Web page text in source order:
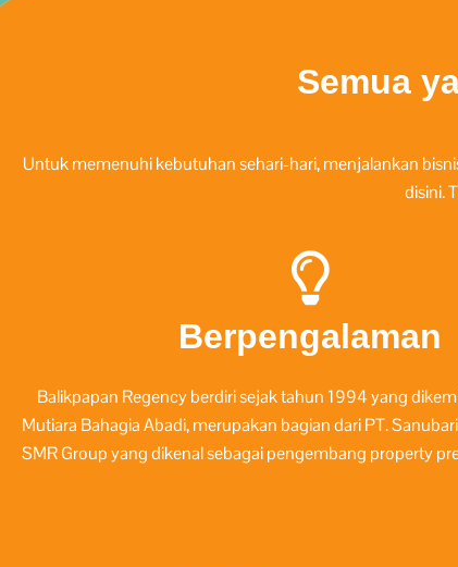
Semua
Untuk memenuhi kebutuhan sehari-hari, menjalankan
disini.
Berpengalaman
Balikpapan Regency berdiri sejak tahun 1994 yang
Mutiara Bahagia Abadi, merupakan bagian dari PT.
SMR Group yang dikenal sebagai pengembang property